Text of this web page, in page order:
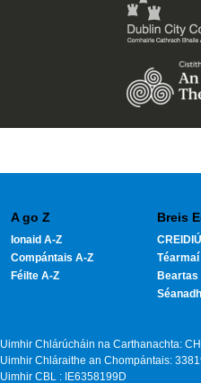
A go Z
Ionaid A-Z
Compántais A-Z
Féilte A-Z
Breis
Beartas
Séanadh
Uimhir Chlárúcháin na Carthanachta:
Uimhir Chláraithe an Chompántais:
Uimhir CBL : IE6358199D